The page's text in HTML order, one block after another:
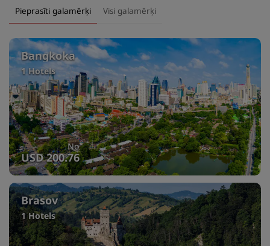
Pieprasīti galamērķi Visi galamērķi
Bangkoka
1 Hotels
No
USD 200.76
Brasov
1 Hotels